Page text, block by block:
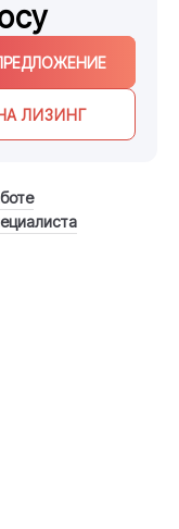
ЛИЗИНГ